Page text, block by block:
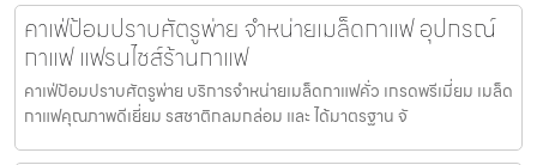
คาเฟ่ป้อมปราบศัตรูพ่าย จำหน่ายเมล็ดกาแฟ อุปกรณ์
กาแฟ แฟรนไชส์ร้านกาแฟ
คาเฟ่ป้อมปราบศัตรูพ่าย บริการจำหน่ายเมล็ดกาแฟคั่ว เกรดพรีเมี่ยม เมล็ด
กาแฟคุณภาพดีเยี่ยม รสชาติกลมกล่อม และ ได้มาตรฐาน จั